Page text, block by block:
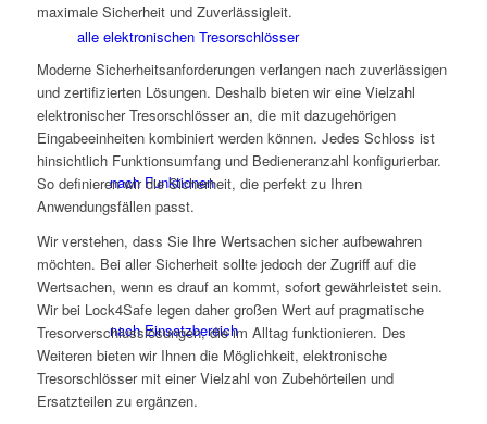
alle elektronischen Tresorschlösser
nach Funktionen
nach Einsatzbereich
maximale Sicherheit und Zuverlässigleit.
Moderne Sicherheitsanforderungen verlangen nach zuverlässigen
und zertifizierten Lösungen. Deshalb bieten wir eine Vielzahl
elektronischer Tresorschlösser an, die mit dazugehörigen
Eingabeeinheiten kombiniert werden können. Jedes Schloss ist
hinsichtlich Funktionsumfang und Bedieneranzahl konfigurierbar.
So definieren wir die Sicherheit, die perfekt zu Ihren
Anwendungsfällen passt.
Wir verstehen, dass Sie Ihre Wertsachen sicher aufbewahren
möchten. Bei aller Sicherheit sollte jedoch der Zugriff auf die
Wertsachen, wenn es drauf an kommt, sofort gewährleistet sein.
Wir bei Lock4Safe legen daher großen Wert auf pragmatische
Tresorverschlusslösungen, die im Alltag funktionieren. Des
Weiteren bieten wir Ihnen die Möglichkeit, elektronische
Tresorschlösser mit einer Vielzahl von Zubehörteilen und
Ersatzteilen zu ergänzen.